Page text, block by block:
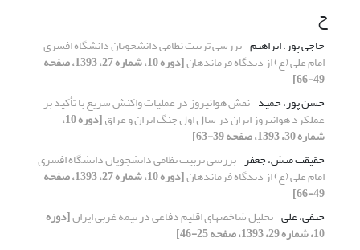
ح
حاجی پور، ابراهیم بررسی تربیت نظامی دانشجویان دانشگاه افسری
امام علی (ع) از دیدگاه فرماندهان [دوره 10، شماره 27، 1393، صفحه
49-66]
حسن پور، حمید نقش هوانیروز در عملیات واکنش سریع با تأکید بر
عملکرد هوانیروز ایران در سال اول جنگ ایران و عراق [دوره 10،
شماره 30، 1393، صفحه 39-63]
حقیقت منش، جعفر بررسی تربیت نظامی دانشجویان دانشگاه افسری
امام علی (ع) از دیدگاه فرماندهان [دوره 10، شماره 27، 1393، صفحه
49-66]
حنفی، علی تحلیل شاخصهای اقلیم دفاعی در نیمه غربی ایران[دوره
10، شماره 29، 1393، صفحه 25-46]